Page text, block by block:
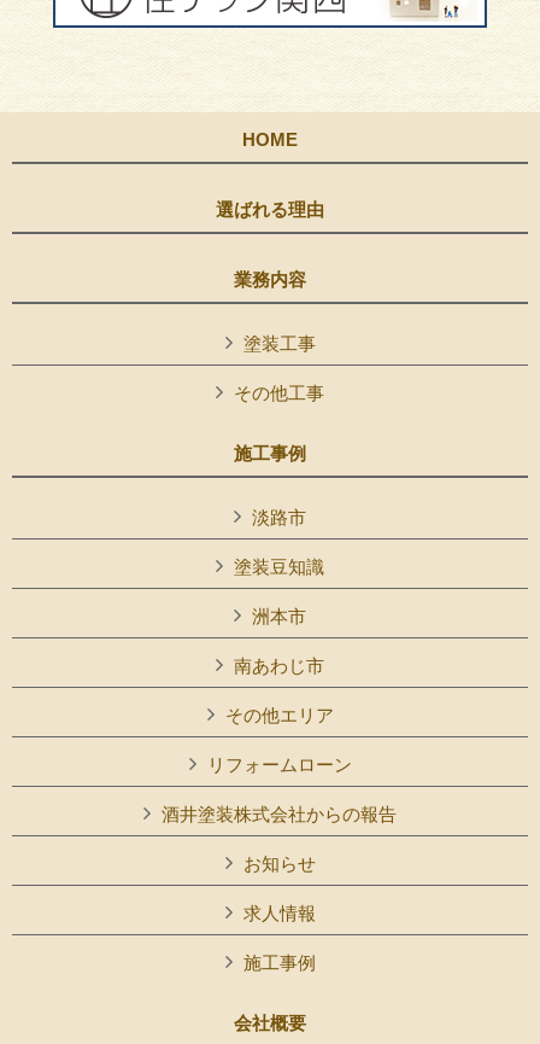
HOME
選ばれる理由
業務内容
塗装工事
その他工事
施工事例
淡路市
塗装豆知識
洲本市
南あわじ市
その他エリア
リフォームローン
酒井塗装株式会社からの報告
お知らせ
求人情報
施工事例
会社概要